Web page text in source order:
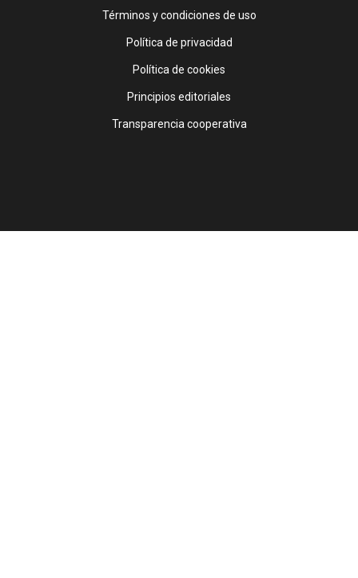
Footer
Términos y condiciones de uso
Política de privacidad
Política de cookies
Principios editoriales
Transparencia cooperativa